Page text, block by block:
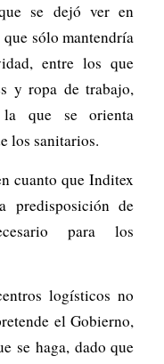
se dejó ver en
sólo mantendría
entre los que
y ropa de trabajo,
que se orienta
los sanitarios.
cuanto que Inditex
predisposición de
para los
logísticos no
el Gobierno,
se haga, dado que